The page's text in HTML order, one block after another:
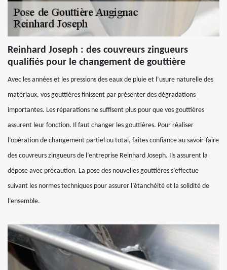
Reinhard Joseph : des couvreurs zingueurs
qualifiés pour le changement de gouttière
Avec les années et les pressions des eaux de pluie et l’usure naturelle des
matériaux, vos gouttières finissent par présenter des dégradations
importantes. Les réparations ne suffisent plus pour que vos gouttières
assurent leur fonction. Il faut changer les gouttières. Pour réaliser
l’opération de changement partiel ou total, faites confiance au savoir-faire
des couvreurs zingueurs de l’entreprise Reinhard Joseph. Ils assurent la
dépose avec précaution. La pose des nouvelles gouttières s’effectue
suivant les normes techniques pour assurer l’étanchéité et la solidité de
l’ensemble.